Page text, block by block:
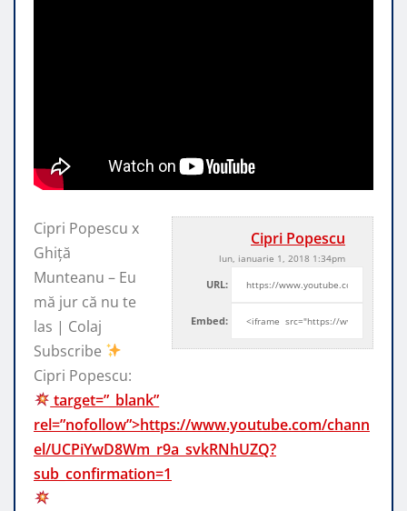
Cipri Popescu
lun, ianuarie 1, 2018 1:34pm
URL:
Embed:
Cipri Popescu x
Ghiță
Munteanu – Eu
mă jur că nu te
las | Colaj
Subscribe
Cipri Popescu:
target=”_blank”
rel=”nofollow”>https://www.youtube.com/chann
el/UCPiYwD8Wm_r9a_svkRNhUZQ?
sub_confirmation=1